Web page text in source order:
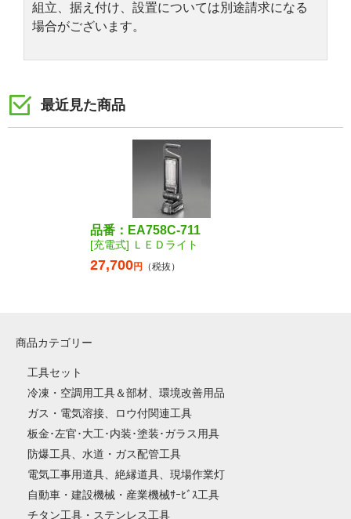
組立、据え付け、設置については別途請求になる
場合がございます。
最近見た商品
品番：EA758C-711
[充電式] ＬＥＤライト
27,700円 （税抜）
商品カテゴリー
工具セット
冷凍・空調用工具＆部材、環境改善用品
ガス・電気溶接、ロウ付関連工具
板金･左官･大工･内装･塗装･ガラス用具
防爆工具、水道・ガス配管工具
電気工事用道具、絶縁道具、現場作業灯
自動車・建設機械・産業機械ｻｰﾋﾞｽ工具
チタン工具・ステンレス工具